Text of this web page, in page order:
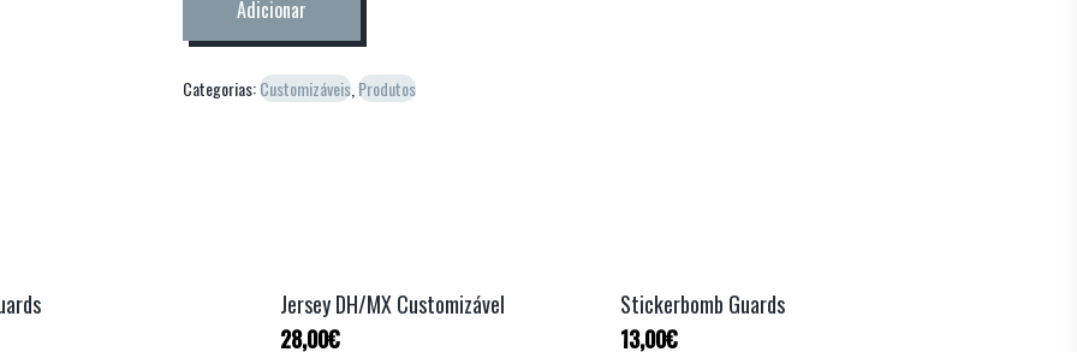
Adicionar
Categorias:Customizáveis, Produtos
Jersey DH/MX Customizável
28,00€
Stickerbomb Guards
13,00€